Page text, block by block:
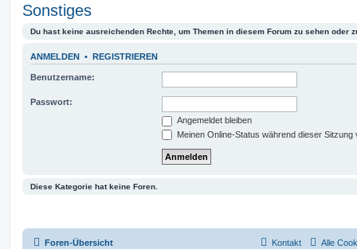
Sonstiges
Du hast keine ausreichenden Rechte, um Themen in diesem Forum zu sehen oder
ANMELDEN • REGISTRIEREN
Benutzername:
Passwort:
Angemeldet bleiben
Meinen Online-Status während dieser Sitzung
Diese Kategorie hat keine Foren.
Foren-Übersicht Alle
Kontakt